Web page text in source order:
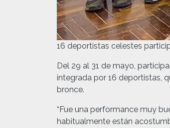
16 deportistas celestes
Del 29 al 31 de mayo,
integrada por 16 deportistas,
bronce.
“Fue una performance muy
habitualmente están